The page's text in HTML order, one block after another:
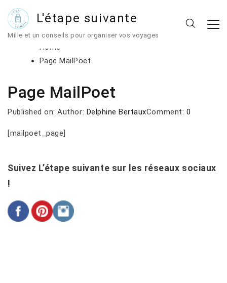
L'étape suivante
Mille et un conseils pour organiser vos voyages
Home
Page MailPoet
Page MailPoet
Published on:Author: Delphine BertauxComment: 0
[mailpoet_page]
Suivez L’étape suivante sur les réseaux sociaux
!